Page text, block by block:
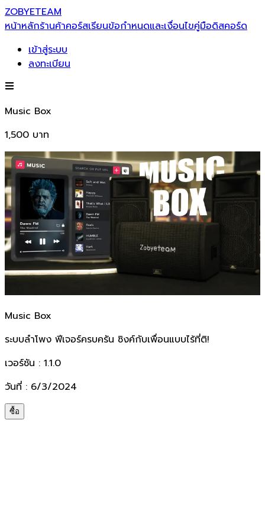
ZOBYETEAM
หน้าหลักร้านค้าคอร์สเรียนข้อกำหนดและเงื่อนไขคู่มือดิสคอร์ด
เข้าสู่ระบบ
ลงทะเบียน
Music Box
1,500 บาท
Music Box
ระบบลำโพง ฟีเจอร์ครบครัน ซิงค์กับเพื่อนแบบไร้ที่ติ!
เวอร์ชัน : 1.1.0
วันที่ : 6/3/2024
ซื้อ